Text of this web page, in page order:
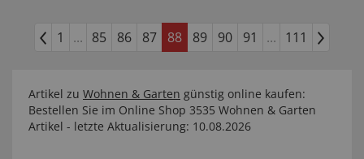
1 ... 85 86 87 88 89 90 91 ... 111
Artikel zu Wohnen & Garten günstig online kaufen:
Bestellen Sie im Online Shop 3535 Wohnen & Garten
Artikel - letzte Aktualisierung: 10.08.2026